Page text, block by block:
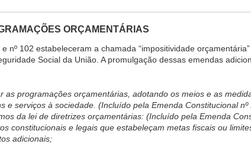
ORÇAMENTÁRIAS
nº 102 estabeleceram a chamada “impositividade
Social da União. A promulgação dessas emendas
as programações orçamentárias, adotando os meios e as
serviços à sociedade. (Incluído pela Emenda Constitucional nº
da lei de diretrizes orçamentárias: (Incluído pela Emenda
constitucionais e legais que estabeleçam metas fiscais ou
adicionais;